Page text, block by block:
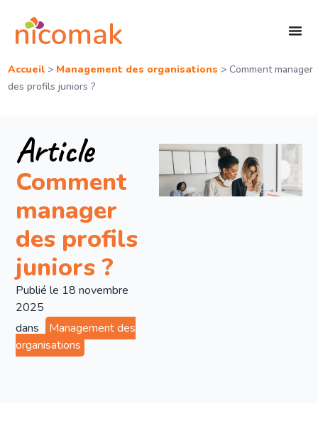
Accueil> Management des organisations > Comment manager
des profils juniors ?
Article
Comment
manager
des profils
juniors ?
Publié le 18 novembre
2025
dans
Management des
organisations